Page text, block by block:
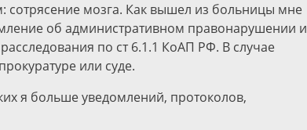
сотрясение мозга. Как вышел из больницы мне
об административном правонарушении
по ст 6.1.1 КоАП РФ. В случае
или суде.
я больше уведомлений, протоколов,